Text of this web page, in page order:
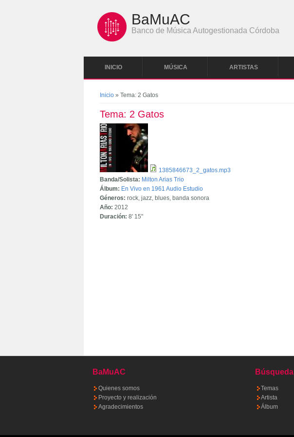
BaMuAC
Banco de Música Autogestionada Córdoba
INICIO MÚSICA ARTISTAS
Se encuentra usted aquí
Inicio » Tema: 2 Gatos
Tema: 2 Gatos
1385846673_2_gatos.mp3
Banda/Solista: Milton Arias Trio
Álbum: En Vivo en 1961 Audio Estudio
Géneros:rock, jazz, blues, banda sonora
Año:2012
Duración:8' 15"
BaMuAC
Quienes somos
Proyecto y realización
Agradecimientos
Búsqueda
Temas
Artista
Álbum